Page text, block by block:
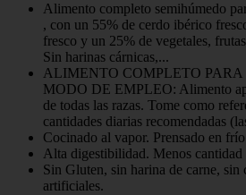
Alimento completo semihúmedo
, con un 55% de cerdo ibérico
fresco y un 25% de vegetales,
Sin harinas cárnicas,...
ALIMENTO COMPLETO PARA
MODO DE EMPLEO: Alimento
de todas las razas. Tome como
cantidades diarias recomendadas
Cocinado al vapor. Prensado en
Alta digestibilidad. Menos cantidad
Sin Gluten, sin harina de carne, sin
artificiales.